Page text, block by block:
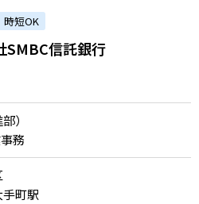
時短OK
SMBC信託銀行
）
務
り駅】 大手町駅